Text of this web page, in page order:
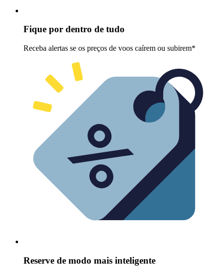
Fique por dentro de tudo
Receba alertas se os preços de voos caírem ou subirem*
Reserve de modo mais inteligente